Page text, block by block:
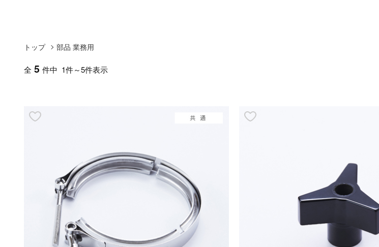
トップ 部品 業務用
全 5 件中 1件～5件表示